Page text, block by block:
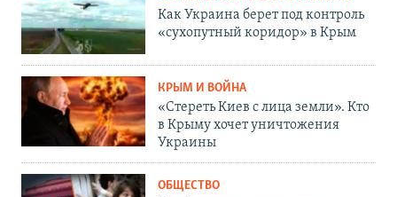
Как Украина берет под контроль
«сухопутный коридор» в Крым
КРЫМ И ВОЙНА
«Стереть Киев с лица земли». Кто
в Крыму хочет уничтожения
Украины
ОБЩЕСТВО